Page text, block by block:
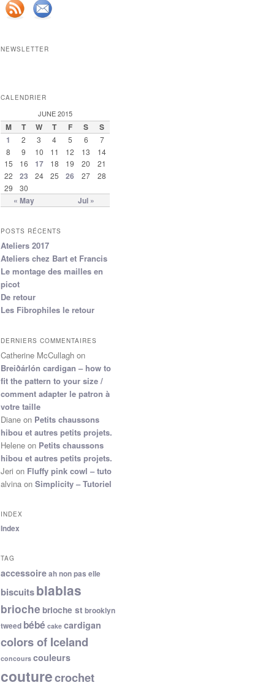
NEWSLETTER
CALENDRIER
JUNE 2015
M T W T F S S
« May Jul »
1 2 3 4 5 6
7
8
9 10 11 12 13
14
15
16 17 18 19 20
21
22
23 24 25 26 27
28
29
30
POSTS RÉCENTS
Ateliers 2017
Ateliers chez Bart et Francis
Le montage des mailles en
picot
De retour
Les Fibrophiles le retour
DERNIERS COMMENTAIRES
Catherine McCullagh on
Breiðárlón cardigan – how to
fit the pattern to your size /
comment adapter le patron à
votre taille
Diane on Petits chaussons
hibou et autres petits projets.
Helene on Petits chaussons
hibou et autres petits projets.
Jeri on Fluffy pink cowl – tuto
alvina on Simplicity – Tutoriel
INDEX
Index
TAG
accessoireah non pas elle
biscuitsblablas
brioche brioche st brooklyn
tweed bébé cake cardigan
colors of Iceland
concours couleurs
couturecrochet